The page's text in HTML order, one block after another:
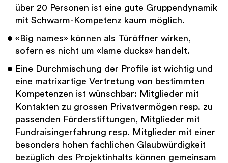
über 20 Personen ist eine gute Gruppendynamik
mit Schwarm-Kompetenz kaum möglich.
«Big names» können als Türöffner wirken,
sofern es nicht um «lame ducks» handelt.
Eine Durchmischung der Profile ist wichtig und
eine matrixartige Vertretung von bestimmten
Kompetenzen ist wünschbar: Mitglieder mit
Kontakten zu grossen Privatvermögen resp. zu
passenden Förderstiftungen, Mitglieder mit
Fundraisingerfahrung resp. Mitglieder mit einer
besonders hohen fachlichen Glaubwürdigkeit
bezüglich des Projektinhalts können gemeinsam